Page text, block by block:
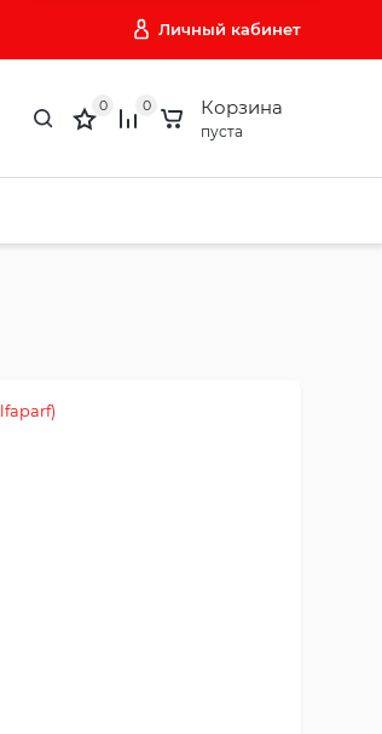
Личный кабинет
0 0 Корзина
пуста